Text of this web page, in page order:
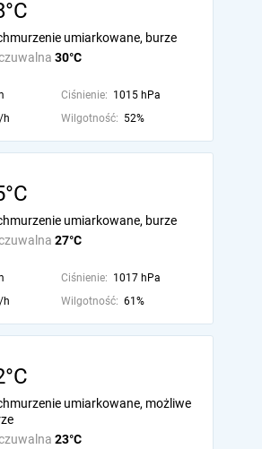
30°C
umiarkowane, burze
Ciśnienie: 1015 hPa
h Wilgotność: 52%
27°C
umiarkowane, burze
Ciśnienie: 1017 hPa
h Wilgotność: 61%
23°C
umiarkowane, możliwe